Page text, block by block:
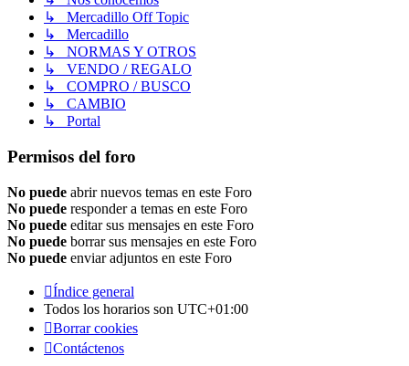
↳ Mercadillo Off Topic
↳ Mercadillo
↳ NORMAS Y OTROS
↳ VENDO / REGALO
↳ COMPRO / BUSCO
↳ CAMBIO
↳ Portal
Permisos del foro
No puede abrir nuevos temas en este Foro
No puede responder a temas en este Foro
No puede editar sus mensajes en este Foro
No puede borrar sus mensajes en este Foro
No puede enviar adjuntos en este Foro
Índice general
Todos los horarios son UTC+01:00
Borrar cookies
Contáctenos